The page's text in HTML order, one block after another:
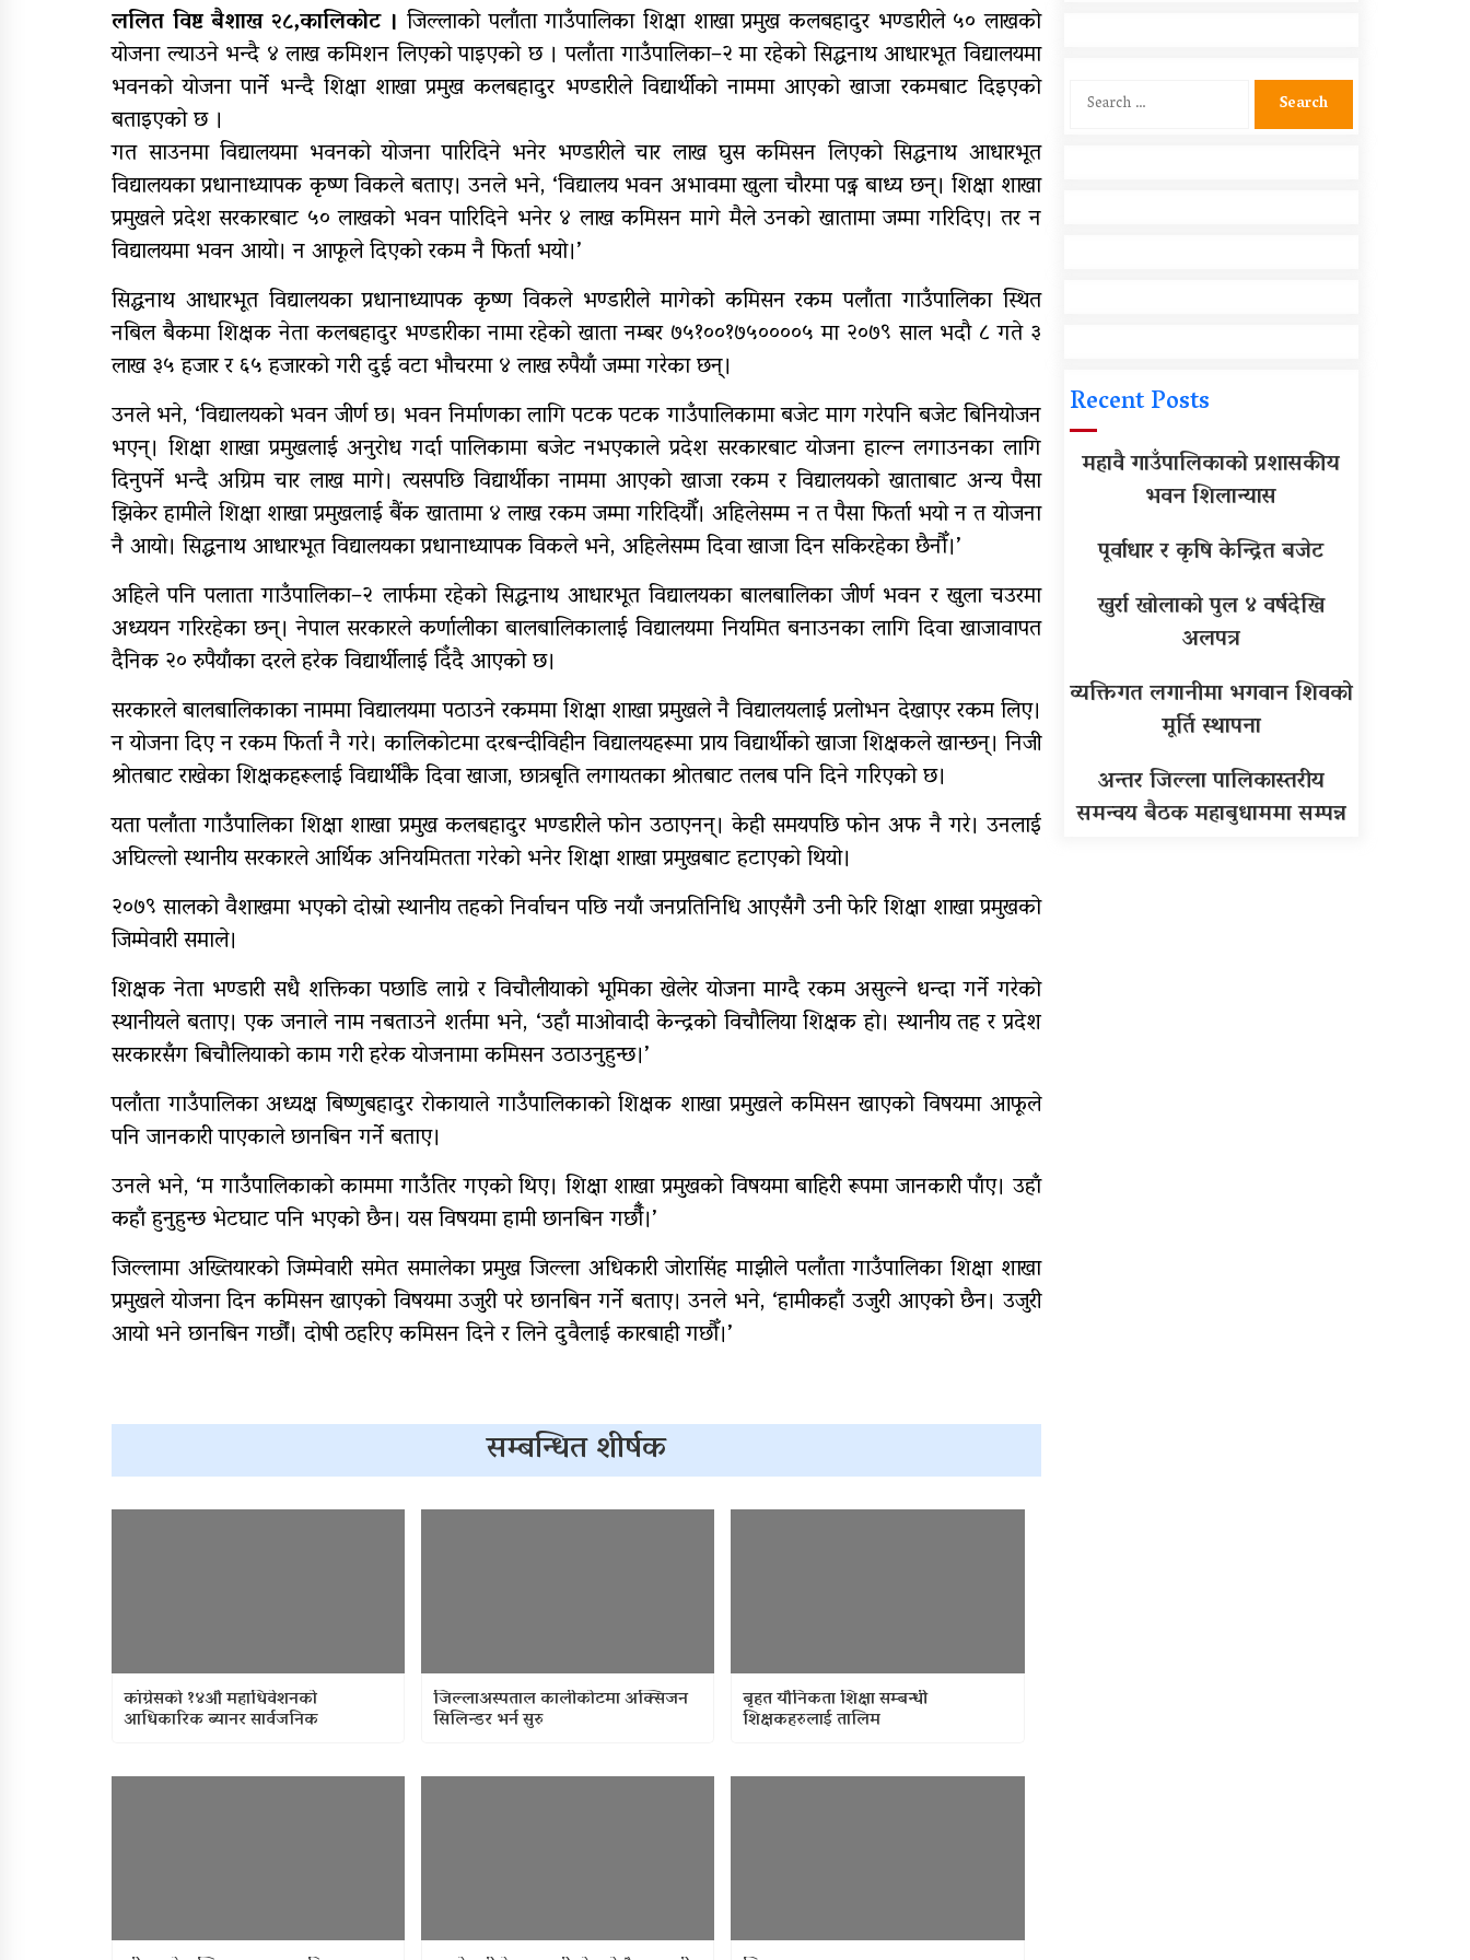
राष्ट्रपति रनिङ शिल्डको
जिल्ला स्तरीय प्रतियोगिता सुरु
गर्भवतीको हेलिकप्टरबाट उद्धार
गणक
आजदेखि देशभर आर्थिक
गणना सुरु हुँदै
एम्बुलेन्स दुर्घटना : दुईको
मृत्यु,दुई घाइते
ललित विष्ट बैशाख २८,कालिकोट ।जिल्लाको पलाँता गाउँपालिका शिक्षा शाखा प्रमुख कलबहादुर भण्डारीले ५० लाखको
योजना ल्याउने भन्दै ४ लाख कमिशन लिएको पाइएको छ । पलाँता गाउँपालिका–२ मा रहेको सिद्धनाथ आधारभूत विद्यालयमा
भवनको योजना पार्ने भन्दै शिक्षा शाखा प्रमुख कलबहादुर भण्डारीले विद्यार्थीको नाममा आएको खाजा रकमबाट दिइएको
बताइएको छ ।
गत साउनमा विद्यालयमा भवनको योजना पारिदिने भनेर भण्डारीले चार लाख घुस कमिसन लिएको सिद्धनाथ आधारभूत
विद्यालयका प्रधानाध्यापक कृष्ण विकले बताए। उनले भने, ‘विद्यालय भवन अभावमा खुला चौरमा पढ्न बाध्य छन्। शिक्षा शाखा
प्रमुखले प्रदेश सरकारबाट ५० लाखको भवन पारिदिने भनेर ४ लाख कमिसन मागे मैले उनको खातामा जम्मा गरिदिए। तर न
विद्यालयमा भवन आयो। न आफूले दिएको रकम नै फिर्ता भयो।’
सिद्धनाथ आधारभूत विद्यालयका प्रधानाध्यापक कृष्ण विकले भण्डारीले मागेको कमिसन रकम पलाँता गाउँपालिका स्थित
नबिल बैकमा शिक्षक नेता कलबहादुर भण्डारीका नामा रहेको खाता नम्बर ७५१००१७५००००५ मा २०७९ साल भदौ ८ गते ३
लाख ३५ हजार र ६५ हजारको गरी दुई वटा भ‌ौचरमा ४ लाख रुपैयाँ जम्मा गरेका छन्।
उनले भने, ‘विद्यालयको भवन जीर्ण छ। भवन निर्माणका लागि पटक पटक गाउँपालिकामा बजेट माग गरेपनि बजेट बिनियोजन
भएन्। शिक्षा शाखा प्रमुखलाई अनुरोध गर्दा पालिकामा बजेट नभएकाले प्रदेश सरकारबाट योजना हाल्न लगाउनका लागि
दिनुपर्ने भन्दै अग्रिम चार लाख मागे। त्यसपछि विद्यार्थीका नाममा आएको खाजा रकम र विद्यालयको खाताबाट अन्य पैसा
झिकेर हामीले शिक्षा शाखा प्रमुखलाई बैंक खातामा ४ लाख रकम जम्मा गरिदियौँ। अहिलेसम्म न त पैसा फिर्ता भयो न त योजना
नै आयो। सिद्धनाथ आधारभूत विद्यालयका प्रधानाध्यापक विकले भने, अहिलेसम्म दिवा खाजा दिन सकिरहेका छैनौँ।’
अहिले पनि पलाता गाउँपालिका–२ लार्फमा रहेको सिद्धनाथ आधारभूत विद्यालयका बालबालिका जीर्ण भवन र खुला चउरमा
अध्ययन गरिरहेका छन्। नेपाल सरकारले कर्णालीका बालबालिकालाई विद्यालयमा नियमित बनाउनका लागि दिवा खाजावापत
दैनिक २० रुपैयाँका दरले हरेक विद्यार्थीलाई दिँदै आएको छ।
सरकारले बालबालिकाका नाममा विद्यालयमा पठाउने रकममा शिक्षा शाखा प्रमुखले नै विद्यालयलाई प्रलोभन देखाएर रकम लिए।
न योजना दिए न रकम फिर्ता नै गरे। कालिकोटमा दरबन्दीविहीन विद्यालयहरूमा प्राय विद्यार्थीको खाजा शिक्षकले खान्छन्। निजी
श्रोतबाट राखेका शिक्षकहरूलाई विद्यार्थीकै दिवा खाजा, छात्रबृति लगायतका श्रोतबाट तलब पनि दिने गरिएको छ।
यता पलाँता गाउँपालिका शिक्षा शाखा प्रमुख कलबहादुर भण्डारीले फोन उठाएनन्। केही समयपछि फोन अफ नै गरे। उनलाई
अघिल्लो स्थानीय सरकारले आर्थिक अनियमितता गरेको भनेर शिक्षा शाखा प्रमुखबाट हटाएको थियो।
२०७९ सालको वैशाखमा भएको दोस्रो स्थानीय तहको निर्वाचन पछि नयाँ जनप्रतिनिधि आएसँगै उनी फेरि शिक्षा शाखा प्रमुखको
जिम्मेवारी समाले।
शिक्षक नेता भण्डारी सधै शक्तिका पछाडि लाग्ने र विचौलीयाको भूमिका खेलेर योजना माग्दै रकम असुल्ने धन्दा गर्ने गरेको
स्थानीयले बताए। एक जनाले नाम नबताउने शर्तमा भने, ‘उहाँ माओवादी केन्द्रको विचौलिया शिक्षक हो। स्थानीय तह र प्रदेश
सरकारसँग बिचौलियाको काम गरी हरेक योजनामा कमिसन उठाउनुहुन्छ।’
पलाँता गाउँपालिका अध्यक्ष बिष्णुबहादुर रोकायाले गाउँपालिकाको शिक्षक शाखा प्रमुखले कमिसन खाएको विषयमा आफूले
पनि जानकारी पाएकाले छानबिन गर्ने बताए।
उनले भने, ‘म गाउँपालिकाको काममा गाउँतिर गएको थिए। शिक्षा शाखा प्रमुखको विषयमा बाहिरी रूपमा जानकारी पाँए। उहाँ
कहाँ हुनुहुन्छ भेटघाट पनि भएको छैन। यस विषयमा हामी छानबिन गर्छौँ।’
जिल्लामा अख्तियारको जिम्मेवारी समेत समालेका प्रमुख जिल्ला अधिकारी जोरासिंह माझीले पलाँता गाउँपालिका शिक्षा शाखा
प्रमुखले योजना दिन कमिसन खाएको विषयमा उजुरी परे छानबिन गर्ने बताए। उनले भने, ‘हामीकहाँ उजुरी आएको छैन। उजुरी
आयो भने छानबिन गर्छौं। दोषी ठहरिए कमिसन दिने र लिने दुवैलाई कारबाही गछौँ।’
सम्बन्धित शीर्षक
कांग्रेसको १४औँ महाधिवेशनको
आधिकारिक ब्यानर सार्वजनिक
जिल्लाअस्पताल कालीकोटमा अक्सिजन
सिलिन्डर भर्न सुरु
बृहत यौनिकता शिक्षा सम्बन्धी
शिक्षकहरुलाई तालिम
Search
Recent Posts
महावै गाउँपालिकाको प्रशासकीय
भवन शिलान्यास
पूर्वाधार र कृषि केन्द्रित बजेट
खुर्रा खोलाको पुल ४ वर्षदेखि
अलपत्र
व्यक्तिगत लगानीमा भगवान शिवको
मूर्ति स्थापना
अन्तर जिल्ला पालिकास्तरीय
समन्वय बैठक महाबुधाममा सम्पन्न